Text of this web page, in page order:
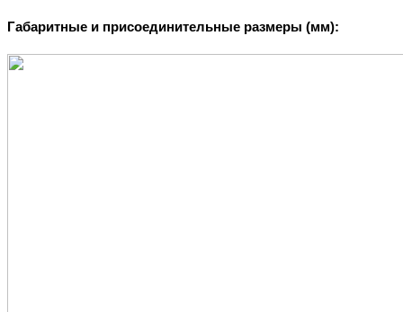
Габаритные и присоединительные размеры (мм):